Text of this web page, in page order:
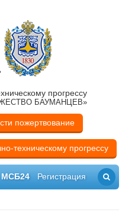
прогрессу
БАУМАНЦЕВ»
пожертвование
техническому прогрессу
МСБ24 Регистрация